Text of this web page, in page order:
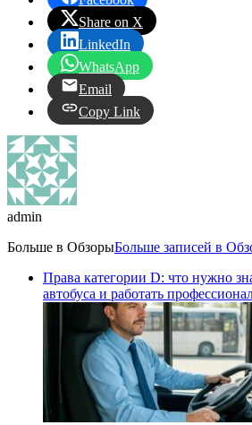
Share on X
LinkedIn
WhatsApp
Email
Copy Link
admin
Больше в ОбзорыБольше записей в
Права категории D: что нужно
автобуса и работать